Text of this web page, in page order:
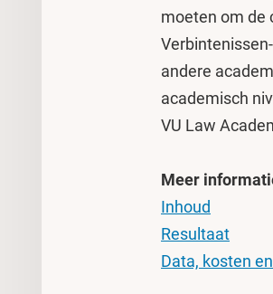
moeten om de
andere
academisch
VU Law
Meer
Inhoud
Resultaat
Data, kosten